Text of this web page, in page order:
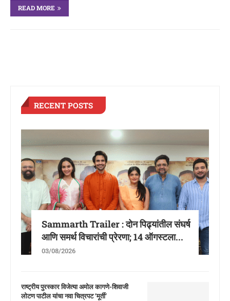
READ MORE
RECENT POSTS
Sammarth Trailer : दोन पिढ्यांतील संघर्ष
आणि समर्थ विचारांची प्रेरणा; 14 ऑगस्टला...
03/08/2026
राष्ट्रीय पुरस्कार विजेत्या अमोल कागणे-शिवाजी
लोटण पाटील यांचा नवा चित्रपट ‘मूर्ती’